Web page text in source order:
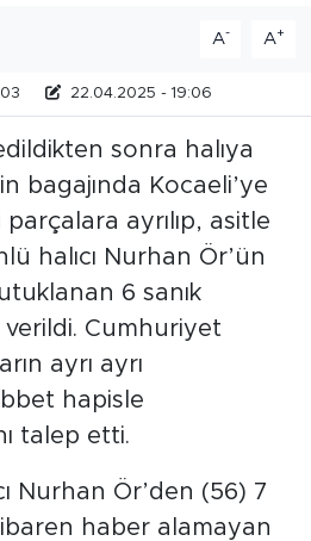
A- A+
22.04.2025 - 19:06
sonra halıya
bagajında Kocaeli’ye
ayrılıp, asitle
halıcı Nurhan Ör’ün
6 sanık
verildi. Cumhuriyet
ayrı ayrı
hapisle
talep etti.
Nurhan Ör’den (56) 7
haber alamayan